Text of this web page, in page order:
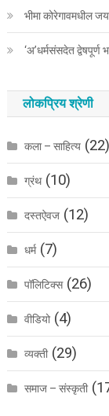
भीमा कोरेगावमधील
‘अ’धर्मसंसदेत
लोकप्रिय श्रेणी
कला – साहित्य(22)
ग्रंथ(10)
दस्तऐवज(12)
धर्म(7)
पॉलिटिक्स(26)
वीडियो(4)
व्यक्ती(29)
समाज – संस्कृती